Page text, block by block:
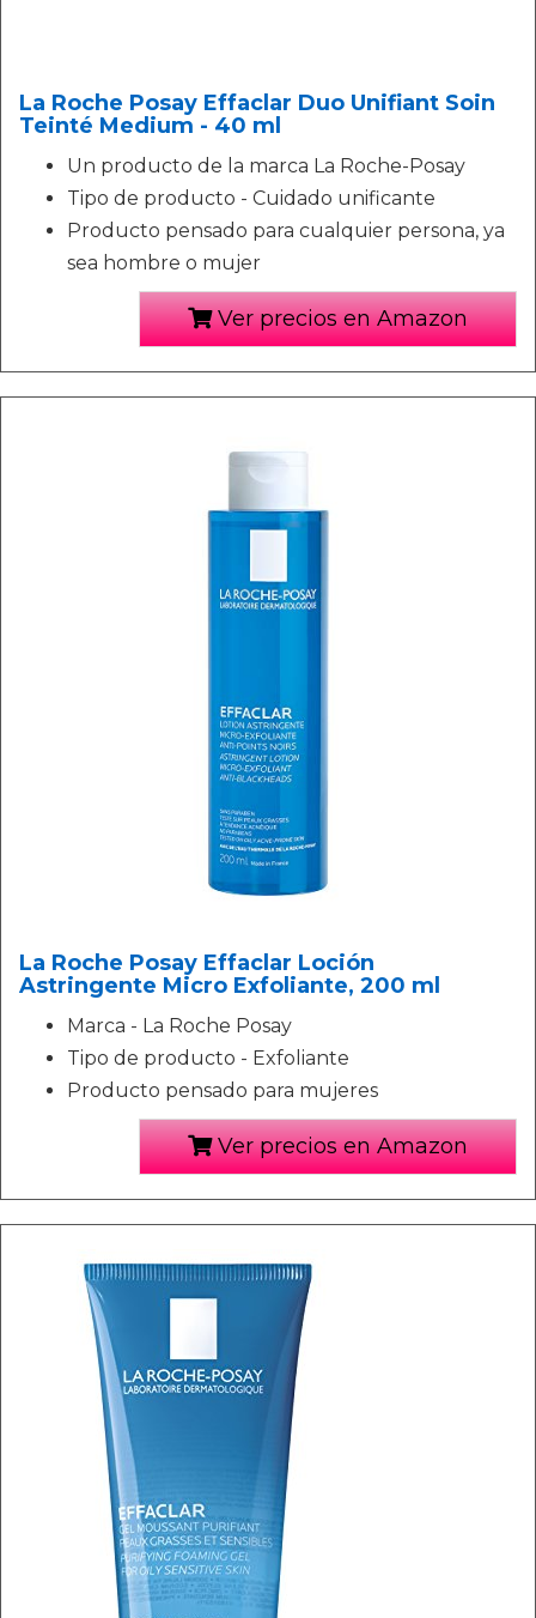
La Roche Posay Effaclar Duo Unifiant Soin
Teinté Medium - 40 ml
Un producto de la marca La Roche-Posay
Tipo de producto - Cuidado unificante
Producto pensado para cualquier persona, ya
sea hombre o mujer
Ver precios en Amazon
La Roche Posay Effaclar Loción
Astringente Micro Exfoliante, 200 ml
Marca - La Roche Posay
Tipo de producto - Exfoliante
Producto pensado para mujeres
Ver precios en Amazon